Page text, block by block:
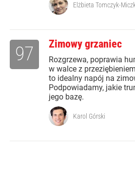
Elżbieta Tomczyk-
Zimowy grzaniec
Rozgrzewa, poprawia
w walce z
to idealny napój na
Podpowiadamy, jakie
jego bazę.
97
Karol Górski